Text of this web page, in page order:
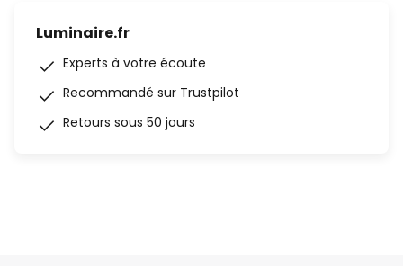
Luminaire.fr
Experts à votre écoute
Recommandé sur Trustpilot
Retours sous 50 jours